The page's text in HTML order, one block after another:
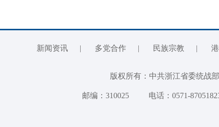
新闻资讯 | 多党合作 | 民族宗教 |
版权所有：中共浙江省委统
邮编：310025 电话：0571-